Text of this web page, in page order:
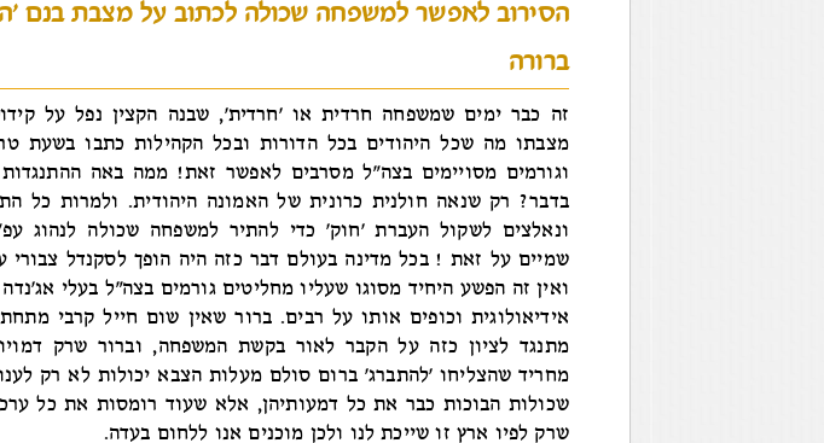
הסירוב לאפשר למשפחה שכולה לכתוב על מצבת בנם
ברורה
זה כבר ימים שמשפחה חרדית או 'חרדית', שבנה הקצין נפל על
מצבתו מה שכל היהודים בכל הדורות ובכל הקהילות כתבו בשעת
וגורמים מסויימים בצה"ל מסרבים לאפשר זאת! ממה באה
בדבר? רק שנאה חולנית כרונית של האמונה היהודית. ולמרות כל
ונאלצים לשקול העברת 'חוק' כדי להתיר למשפחה שכולה לנהוג
שמיים על זאת ! בכל מדינה בעולם דבר כזה היה הופך לסקנדל צבורי
ואין זה הפשע היחיד מסוגו שעליו מחליטים גורמים בצה"ל בעלי
אידיאולוגית וכופים אותו על רבים. ברור שאין שום חייל קרבי
מתנגד לציון כזה על הקבר לאור בקשת המשפחה, וברור שרק
מחריד שהצליחו 'להתברג' ברום סולם מעלות הצבא יכולות לא רק
שכולות הבוכות כבר את כל דמעותיהן, אלא שעוד רומסות את כל
שרק לפיו ארץ זו שייכת לנו ולכן מוכנים אנו ללחום בעדה.